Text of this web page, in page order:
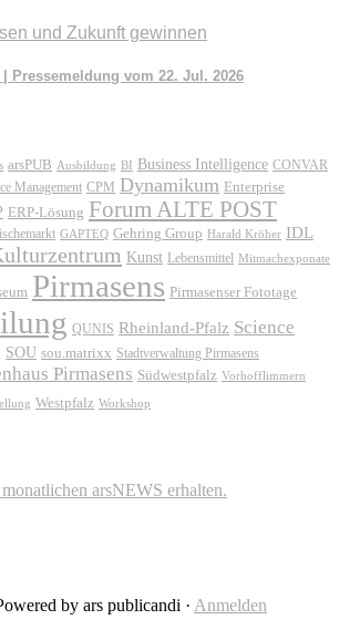
und Zukunft gewinnen
Pressemeldung vom 22. Jul. 2026
arsPUB Ausbildung BI Business Intelligence CONVAR
Management CPM Dynamikum Enterprise
ERP-Lösung Forum ALTE POST
GAPTEQ Gehring Group Harald Kröher IDL
Kunst Lebensmittel Mitmachexponate
Pirmasens Pirmasenser Fototage
QUNIS Rheinland-Pfalz Science
SOU sou.matrixx Stadtverwaltung Pirmasens
Pirmasens Südwestpfalz Vorhofflimmern
Westpfalz Workshop
arsNEWS erhalten.
by ars publicandi · Anmelden